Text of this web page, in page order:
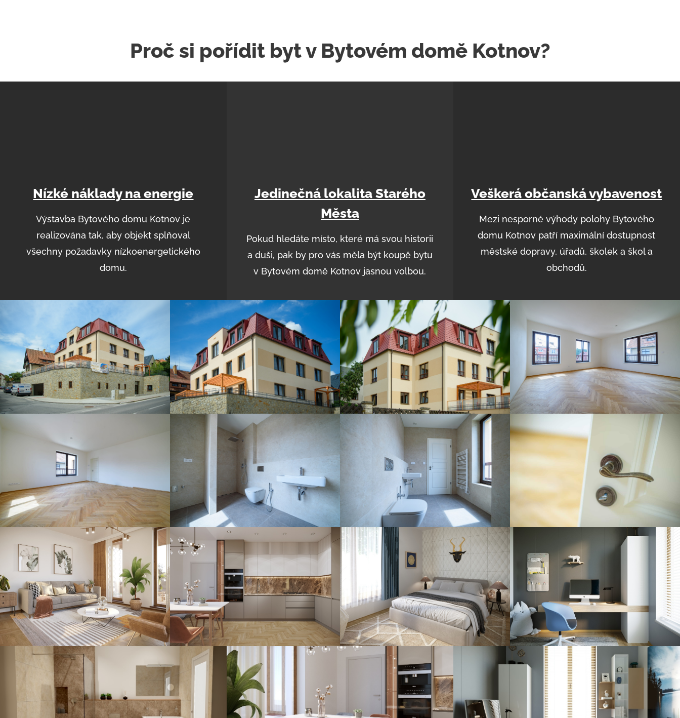
Proč si pořídit byt v Bytovém domě Kotnov?
Nízké náklady na energie
Výstavba Bytového domu Kotnov je
realizována tak, aby objekt splňoval
všechny požadavky nízkoenergetického
domu.
Jedinečná lokalita Starého
Města
Pokud hledáte místo, které má svou historii
a duši, pak by pro vás měla být koupě bytu
v Bytovém domě Kotnov jasnou volbou.
Veškerá občanská vybavenost
Mezi nesporné výhody polohy Bytového
domu Kotnov patří maximální dostupnost
městské dopravy, úřadů, školek a škol a
obchodů.